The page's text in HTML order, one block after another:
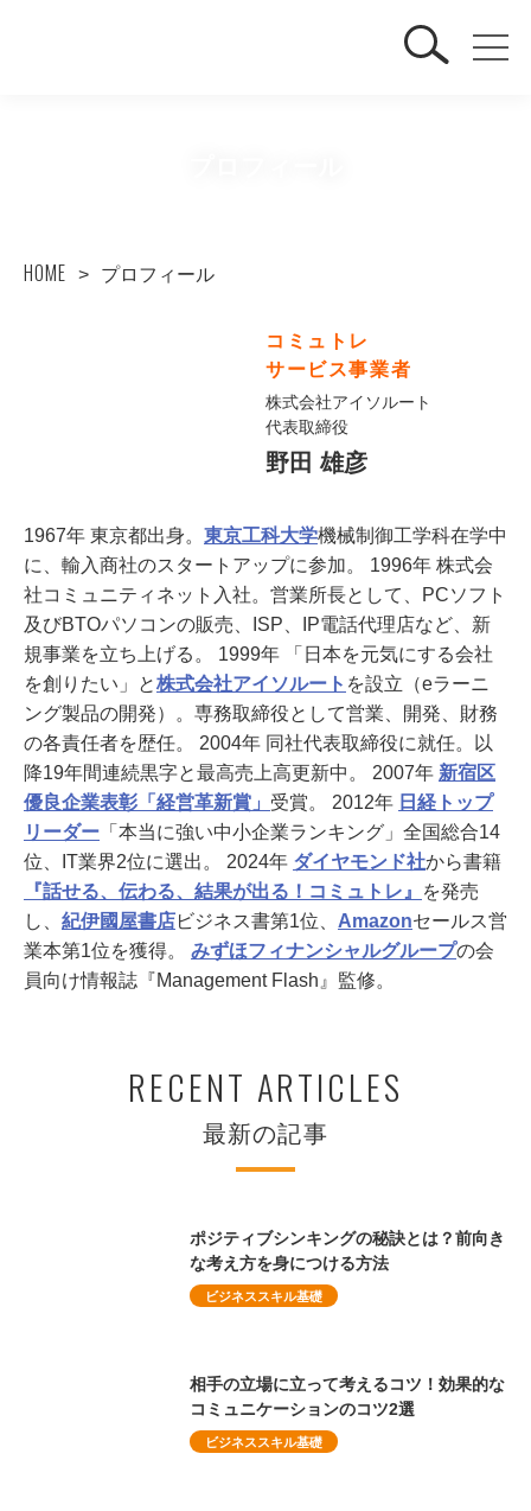
HOME プロフィール
コミュトレ
サービス事業者
株式会社アイソルート
代表取締役
野田 雄彦
1967年 東京都出身。 東京工科大学機械制御工学科在学中
に、輸入商社のスタートアップに参加。 1996年 株式会
社コミュニティネット入社。営業所長として、PCソフト
及びBTOパソコンの販売、ISP、IP電話代理店など、新
規事業を立ち上げる。 1999年 「日本を元気にする会社
を創りたい」と株式会社アイソルート を設立（eラーニ
ング製品の開発）。専務取締役として営業、開発、財務
の各責任者を歴任。 2004年 同社代表取締役に就任。以
降19年間連続黒字と最高売上高更新中。 2007年 新宿区
優良企業表彰「経営革新賞」 受賞。 2012年 日経トップ
リーダー 「本当に強い中小企業ランキング」全国総合14
位、IT業界2位に選出。 2024年 ダイヤモンド社から書籍
『話せる、伝わる、結果が出る！コミュトレ』
を発売
し、 紀伊國屋書店ビジネス書第1位、 Amazonセールス営
業本第1位を獲得。 みずほフィナンシャルグループの会
員向け情報誌『Management Flash』監修。
RECENT ARTICLES
最新の記事
ポジティブシンキングの秘訣とは？前向き
な考え方を身につける方法
ビジネススキル基礎
相手の立場に立って考えるコツ！効果的な
コミュニケーションのコツ2選
ビジネススキル基礎